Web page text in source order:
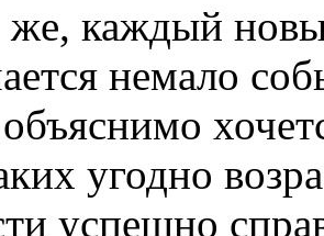
каждый
немало
угодно
успешно